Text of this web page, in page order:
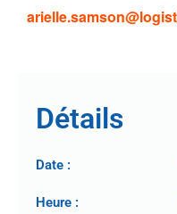
Détails
Date :
Heure :